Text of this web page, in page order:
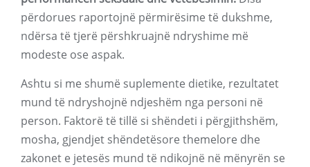
përdorues raportojnë përmirësime të dukshme,
ndërsa të tjerë përshkruajnë ndryshime më
modeste ose aspak.
Ashtu si me shumë suplemente dietike, rezultatet
mund të ndryshojnë ndjeshëm nga personi në
person. Faktorë të tillë si shëndeti i përgjithshëm,
mosha, gjendjet shëndetësore themelore dhe
zakonet e jetesës mund të ndikojnë në mënyrën se